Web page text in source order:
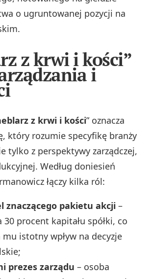
o ugruntowanej pozycji na
z krwi i kości”
i
z krwi i kości” oznacza
który rozumie specyfikę branży
tylko z perspektywy zarządczej,
Według doniesień
łączy kilka ról:
znaczącego pakietu akcji –
30 procent kapitału spółki, co
mu istotny wpływ na decyzje
prezes zarządu – osoba